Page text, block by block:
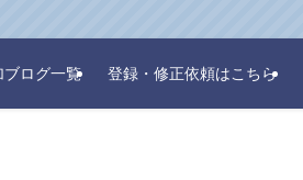
ブログ一覧 登録・修正依頼はこちら